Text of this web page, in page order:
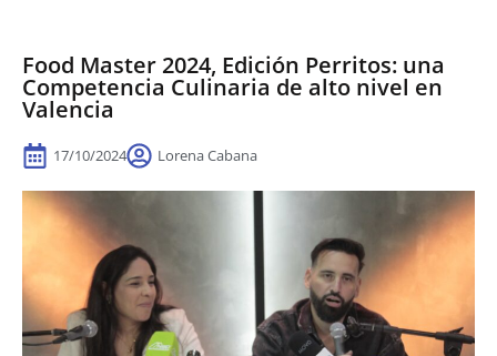
Food Master 2024, Edición Perritos: una
Competencia Culinaria de alto nivel en
Valencia
17/10/2024 Lorena Cabana